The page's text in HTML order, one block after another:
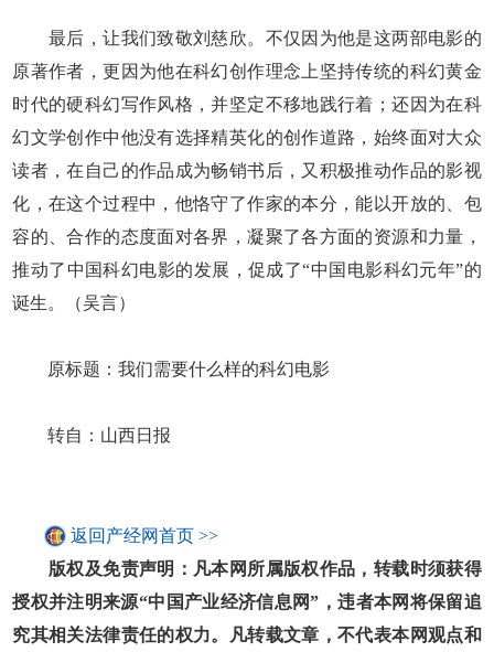
最后，让我们致敬刘慈欣。不仅因为他是这两部电影的
原著作者，更因为他在科幻创作理念上坚持传统的科幻黄金
时代的硬科幻写作风格，并坚定不移地践行着；还因为在科
幻文学创作中他没有选择精英化的创作道路，始终面对大众
读者，在自己的作品成为畅销书后，又积极推动作品的影视
化，在这个过程中，他恪守了作家的本分，能以开放的、包
容的、合作的态度面对各界，凝聚了各方面的资源和力量，
推动了中国科幻电影的发展，促成了“中国电影科幻元年”的
诞生。（吴言）
原标题：我们需要什么样的科幻电影
转自：山西日报
返回产经网首页 >>
版权及免责声明：凡本网所属版权作品，转载时须获得
授权并注明来源“中国产业经济信息网”，违者本网将保留追
究其相关法律责任的权力。凡转载文章，不代表本网观点和